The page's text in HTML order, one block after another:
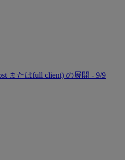
またはfull client) の展開 - 9/9